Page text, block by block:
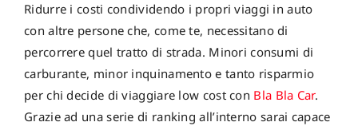
Ridurre i costi condividendo i propri viaggi in auto
con altre persone che, come te, necessitano di
percorrere quel tratto di strada. Minori consumi di
carburante, minor inquinamento e tanto risparmio
per chi decide di viaggiare low cost con Bla Bla Car.
Grazie ad una serie di ranking all’interno sarai capace